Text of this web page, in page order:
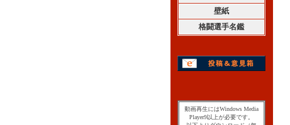
壁紙
格闘選手名鑑
動画再生にはWindows Media
Player9以上が必要です。